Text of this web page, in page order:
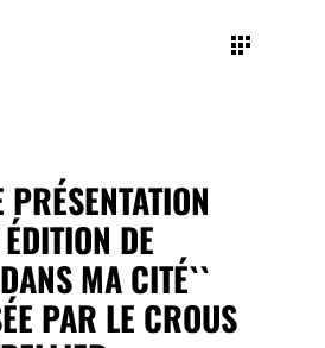
DE
MA CITÉ``
PAR LE CROUS